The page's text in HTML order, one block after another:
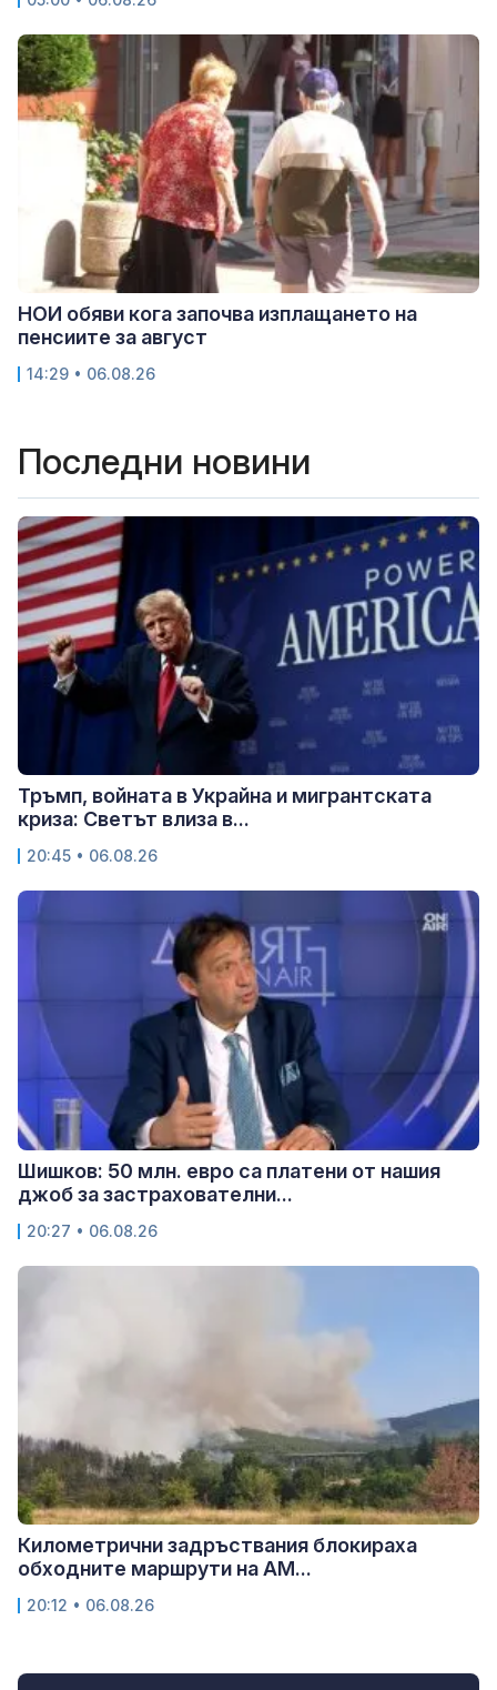
НОИ обяви кога започва изплащането на
пенсиите за август
14:29 • 06.08.26
Последни новини
Тръмп, войната в Украйна и мигрантската
криза: Светът влиза в...
20:45 • 06.08.26
Шишков: 50 млн. евро са платени от нашия
джоб за застрахователни...
20:27 • 06.08.26
Километрични задръствания блокираха
обходните маршрути на АМ...
20:12 • 06.08.26